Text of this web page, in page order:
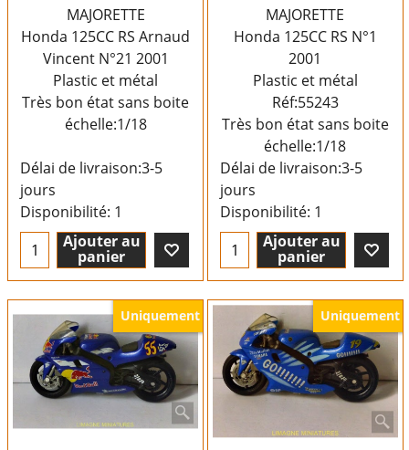
MAJORETTE
Honda 125CC RS Arnaud
Vincent N°21 2001
Plastic et métal
Très bon état sans boite
échelle:1/18
Délai de livraison:3-5
jours
Disponibilité: 1
Ajouter au
panier
MAJORETTE
Honda 125CC RS N°1
2001
Plastic et métal
Réf:55243
Très bon état sans boite
échelle:1/18
Délai de livraison:3-5
jours
Disponibilité: 1
Ajouter au
panier
Uniquement Uniquement